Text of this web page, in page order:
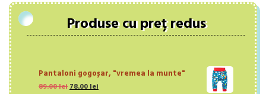
Produse cu preț redus
Pantaloni gogoșar, "vremea la munte"
89.00lei Prețul
78.00lei